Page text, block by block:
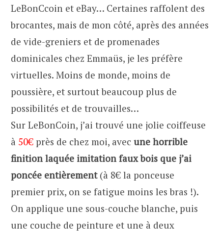
LeBonCcoin et eBay… Certaines raffolent des
brocantes, mais de mon côté, après des années
de vide-greniers et de promenades
dominicales chez Emmaüs, je les préfère
virtuelles. Moins de monde, moins de
poussière, et surtout beaucoup plus de
possibilités et de trouvailles…
Sur LeBonCoin, j’ai trouvé une jolie coiffeuse
à 50€ près de chez moi, avec une horrible
finition laquée imitation faux bois que j’ai
poncée entièrement(à 8€ la ponceuse
premier prix, on se fatigue moins les bras !).
On applique une sous-couche blanche, puis
une couche de peinture et une à deux